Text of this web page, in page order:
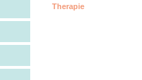
Therapie